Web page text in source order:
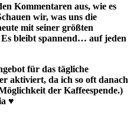
Kommentaren aus, wie es
wir, was uns die
mit seiner größten
bleibt spannend… auf jeden
für das tägliche
aktiviert, da ich so oft danach
der Kaffeespende.)
♥